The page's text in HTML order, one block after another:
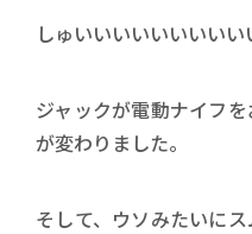
しゅいいいいいいいいい
ジャックが電動ナイフ
が変わりました。
そして、ウソみたいに